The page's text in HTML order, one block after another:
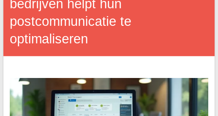
bedrijven helpt hun
postcommunicatie te
optimaliseren